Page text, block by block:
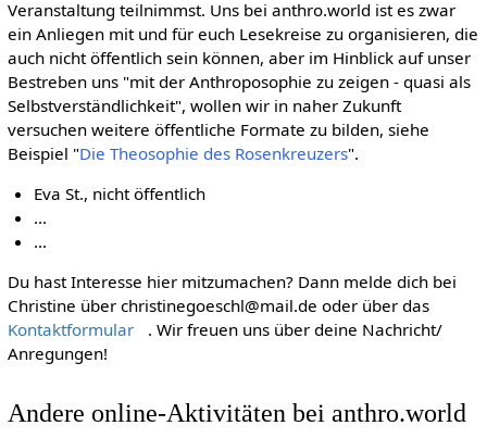
Veranstaltung teilnimmst. Uns bei anthro.world ist es zwar
ein Anliegen mit und für euch Lesekreise zu organisieren, die
auch nicht öffentlich sein können, aber im Hinblick auf unser
Bestreben uns "mit der Anthroposophie zu zeigen - quasi als
Selbstverständlichkeit", wollen wir in naher Zukunft
versuchen weitere öffentliche Formate zu bilden, siehe
Beispiel "Die Theosophie des Rosenkreuzers".
Eva St., nicht öffentlich
...
...
Du hast Interesse hier mitzumachen? Dann melde dich bei
Christine über christinegoeschl@mail.de oder über das
Kontaktformular
. Wir freuen uns über deine Nachricht/
Anregungen!
Andere online-Aktivitäten bei anthro.world